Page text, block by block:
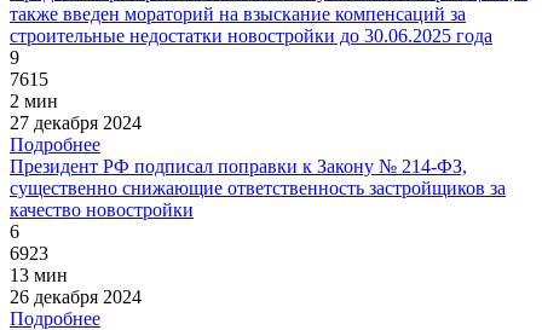
также введен мораторий на взыскание компенсаций за
строительные недостатки новостройки до 30.06.2025 года
9
7615
2 мин
27 декабря 2024
Подробнее
Президент РФ подписал поправки к Закону № 214-ФЗ,
существенно снижающие ответственность застройщиков за
качество новостройки
6
6923
13 мин
26 декабря 2024
Подробнее